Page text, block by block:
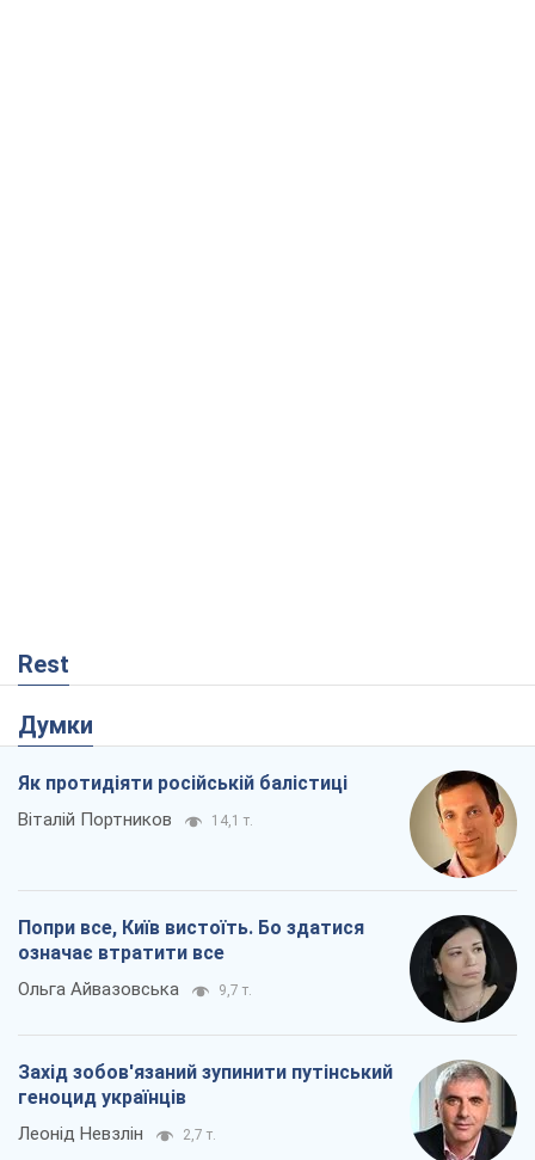
Rest
Думки
Як протидіяти російській балістиці
Віталій Портников 14,1 т.
Попри все, Київ вистоїть. Бо здатися
означає втратити все
Ольга Айвазовська 9,7 т.
Захід зобов'язаний зупинити путінський
геноцид українців
Леонід Невзлін 2,7 т.